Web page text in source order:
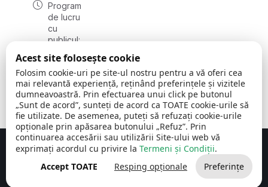
Program
de lucru
cu
publicul:
08:00 -
16:30
, vineri:
08:00 -
14:00
Comuna Cerchezu © 2026Toate drepturile rezervate
Concept realizat de Big Media Relații Publice SRL
Acest site folosește cookie
Folosim cookie-uri pe site-ul nostru pentru a vă oferi cea
mai relevantă experiență, reținând preferințele și vizitele
dumneavoastră. Prin efectuarea unui click pe butonul
„Sunt de acord”, sunteți de acord ca TOATE cookie-urile să
fie utilizate. De asemenea, puteți să refuzați cookie-urile
opționale prin apăsarea butonului „Refuz”. Prin
continuarea accesării sau utilizării Site-ului web vă
exprimați acordul cu privire la Termeni și Condiții.
Accept TOATE
Resping opționale Preferințe